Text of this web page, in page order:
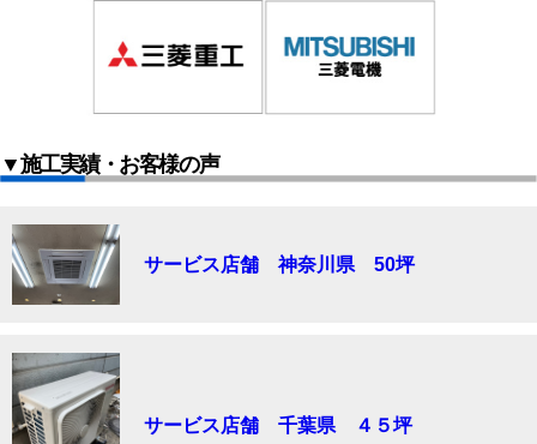
▼施工実績・お客様の声
サービス店舗 神奈川県 50坪
サービス店舗 千葉県 ４５坪